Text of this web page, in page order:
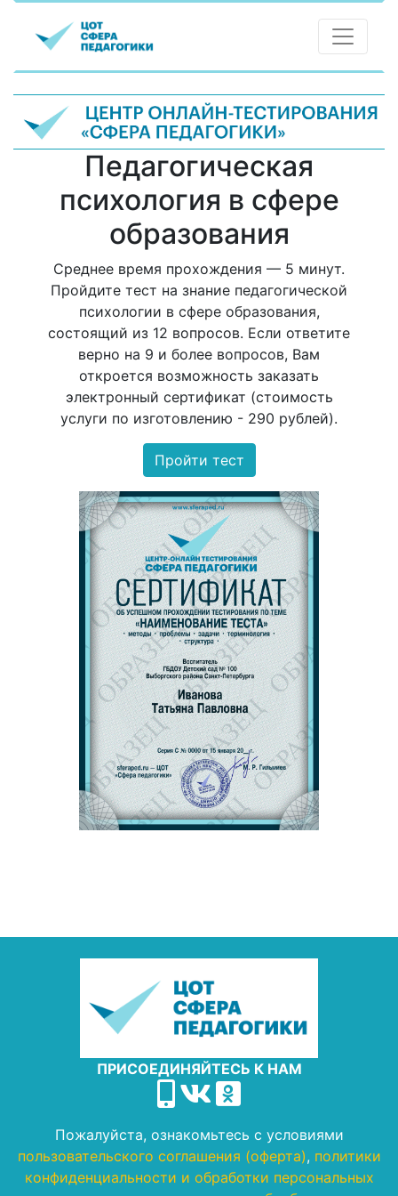
Педагогическая
психология в сфере
образования
Среднее время прохождения — 5 минут.
Пройдите тест на знание педагогической
психологии в сфере образования,
состоящий из 12 вопросов. Если ответите
верно на 9 и более вопросов, Вам
откроется возможность заказать
электронный сертификат (стоимость
услуги по изготовлению - 290 рублей).
Пройти тест
ПРИСОЕДИНЯЙТЕСЬ К НАМ
Пожалуйста, ознакомьтесь с условиями
пользовательского соглашения (оферта), политики
конфиденциальности и обработки персональных